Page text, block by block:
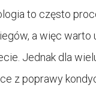
to często
a więc warto
Jednak dla
z poprawy